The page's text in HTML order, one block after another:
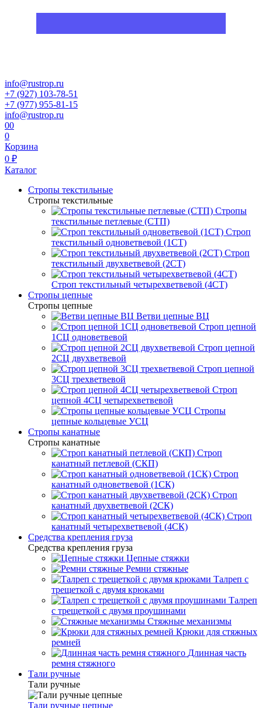
info@rustrop.ru
+7 (927) 103-78-51
+7 (977) 955-81-15
info@rustrop.ru
00
0
Корзина
0 ₽
Каталог
Стропы текстильные
Стропы текстильные
Стропы
текстильные петлевые (СТП)
Строп
текстильный одноветвевой (1СТ)
Строп
текстильный двухветвевой (2СТ)
Строп текстильный четырехветвевой (4СТ)
Стропы цепные
Стропы цепные
Ветви цепные ВЦ
Строп цепной
1СЦ одноветвевой
Строп цепной
2СЦ двухветвевой
Строп цепной
3СЦ трехветвевой
Строп
цепной 4СЦ четырехветвевой
Стропы
цепные кольцевые УСЦ
Стропы канатные
Стропы канатные
Строп
канатный петлевой (СКП)
Строп
канатный одноветвевой (1СК)
Строп
канатный двухветвевой (2СК)
Строп
канатный четырехветвевой (4СК)
Средства крепления груза
Средства крепления груза
Цепные стяжки
Ремни стяжные
Талреп с
трещеткой с двумя крюками
Талреп
с трещеткой с двумя проушинами
Стяжные механизмы
Крюки для стяжных
ремней
Длинная часть
ремня стяжного
Тали ручные
Тали ручные
Тали ручные цепные